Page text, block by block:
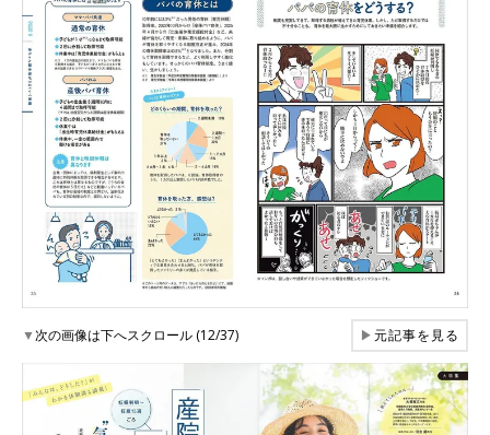
▼次の画像は下へスクロール (12/37) ▶元記事を見る